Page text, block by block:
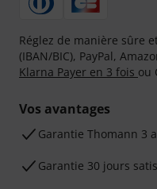
Réglez de manière sûre
(IBAN/BIC), PayPal,
Klarna Payer en 3 fois ou
Vos avantages
Ga­ran­tie Thomann 3
Garantie 30 jours